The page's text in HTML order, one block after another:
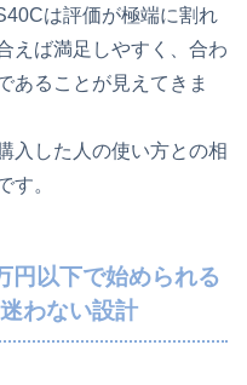
は評価が極端に割れ
えば満足しやすく、合わ
あることが見えてきま
入した人の使い方との相
す。
円以下で始められる
わない設計